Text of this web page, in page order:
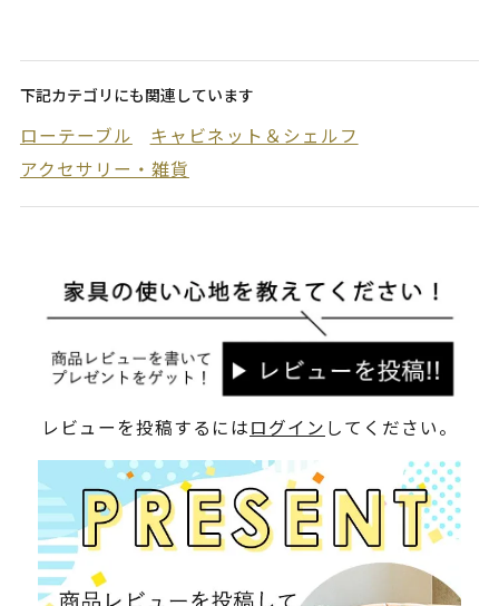
下記カテゴリにも関連しています
ローテーブル
キャビネット＆シェルフ
アクセサリー・雑貨
レビューを投稿するにはログイン してください。